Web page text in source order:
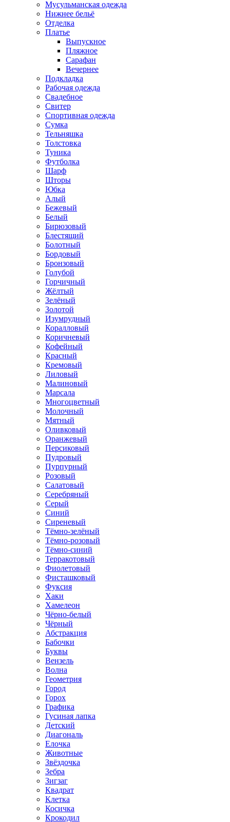
Мусульманская одежда
Нижнее бельё
Отделка
Платье
Выпускное
Пляжное
Сарафан
Вечернее
Подкладка
Рабочая одежда
Свадебное
Свитер
Спортивная одежда
Сумка
Тельняшка
Толстовка
Туника
Футболка
Шарф
Шторы
Юбка
Алый
Бежевый
Белый
Бирюзовый
Блестящий
Болотный
Бордовый
Бронзовый
Голубой
Горчичный
Жёлтый
Зелёный
Золотой
Изумрудный
Коралловый
Коричневый
Кофейный
Красный
Кремовый
Лиловый
Малиновый
Марсала
Многоцветный
Молочный
Мятный
Оливковый
Оранжевый
Персиковый
Пудровый
Пурпурный
Розовый
Салатовый
Серебряный
Серый
Синий
Сиреневый
Тёмно-зелёный
Тёмно-розовый
Тёмно-синий
Терракотовый
Фиолетовый
Фисташковый
Фуксия
Хаки
Хамелеон
Чёрно-белый
Чёрный
Абстракция
Бабочки
Буквы
Вензель
Волна
Геометрия
Город
Горох
Графика
Гусиная лапка
Детский
Диагональ
Елочка
Животные
Звёздочка
Зебра
Зигзаг
Квадрат
Клетка
Косичка
Крокодил